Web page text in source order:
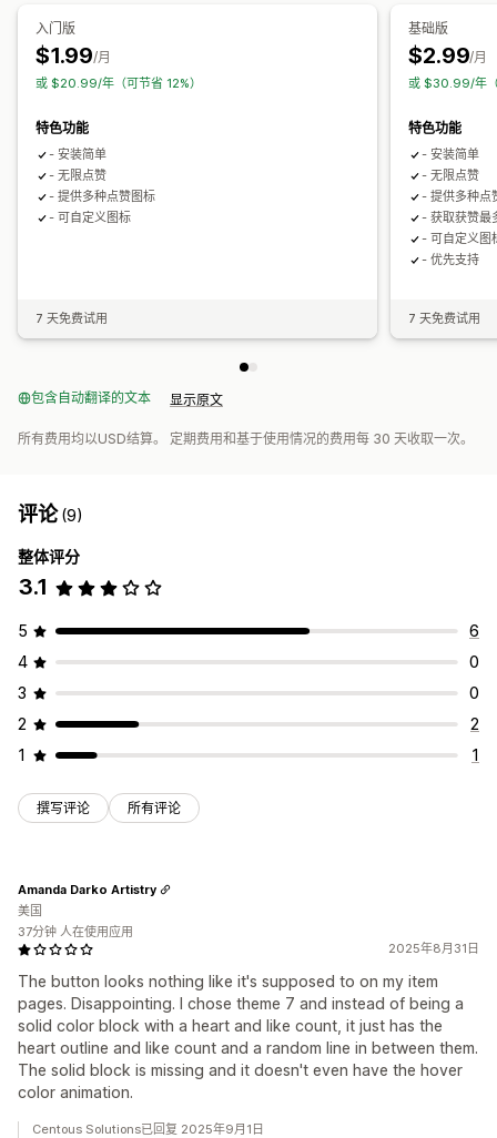
自定义
自定义品牌营销
入门版
$1.99/月
或 $20.99/年（可节省 12%）
特色功能
- 安装简单
- 无限点赞
- 提供多种点赞图标
- 可自定义图标
7 天免费试用
基础版
$2.99/月
或 $30.99/年
特色功能
- 安装简单
- 无限点赞
- 提供多种点
- 获取获赞最
- 可自定义图
- 优先支持
7 天免费试用
包含自动翻译的文本 显示原文
所有费用均以USD结算。 定期费用和基于使用情况的费用每 30 天收取一次。
评论(9)
整体评分
3.1
5
6
4
0
3
0
2
2
1
1
撰写评论 所有评论
2025年8月31日
The button looks nothing like it's supposed to on my item
pages. Disappointing. I chose theme 7 and instead of being a
solid color block with a heart and like count, it just has the
heart outline and like count and a random line in between them.
The solid block is missing and it doesn't even have the hover
color animation.
Amanda Darko Artistry
美国
37分钟 人在使用应用
Centous Solutions已回复 2025年9月1日